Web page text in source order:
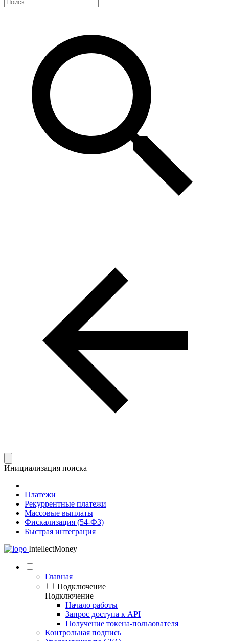
Инициализация поиска
Платежи
Рекуррентные платежи
Массовые выплаты
Фискализация (54-ФЗ)
Быстрая интеграция
IntellectMoney
Главная
Подключение
Подключение
Начало работы
Запрос доступа к API
Получение токена-пользователя
Контрольная подпись